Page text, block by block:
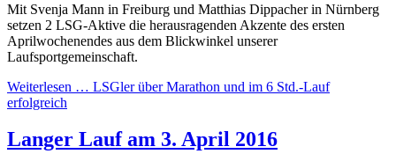
Mit Svenja Mann in Freiburg und Matthias Dippacher in Nürnberg
setzen 2 LSG-Aktive die herausragenden Akzente des ersten
Aprilwochenendes aus dem Blickwinkel unserer
Laufsportgemeinschaft.
Weiterlesen … LSGler über Marathon und im 6 Std.-Lauf
erfolgreich
Langer Lauf am 3. April 2016